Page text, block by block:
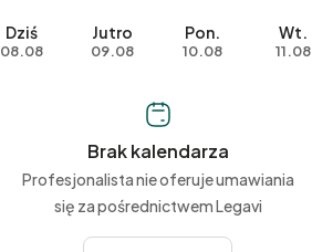
Dziś
08.08
Jutro
09.08
Pon.
10.08
Wt.
11.08
Brak kalendarza
Profesjonalista nie oferuje umawiania
się za pośrednictwem Legavi